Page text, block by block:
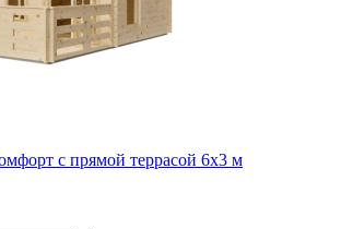
с прямой террасой 6х3 м